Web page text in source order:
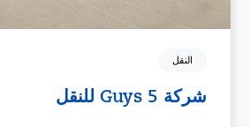
النقل
شركة 5 Guys للنقل